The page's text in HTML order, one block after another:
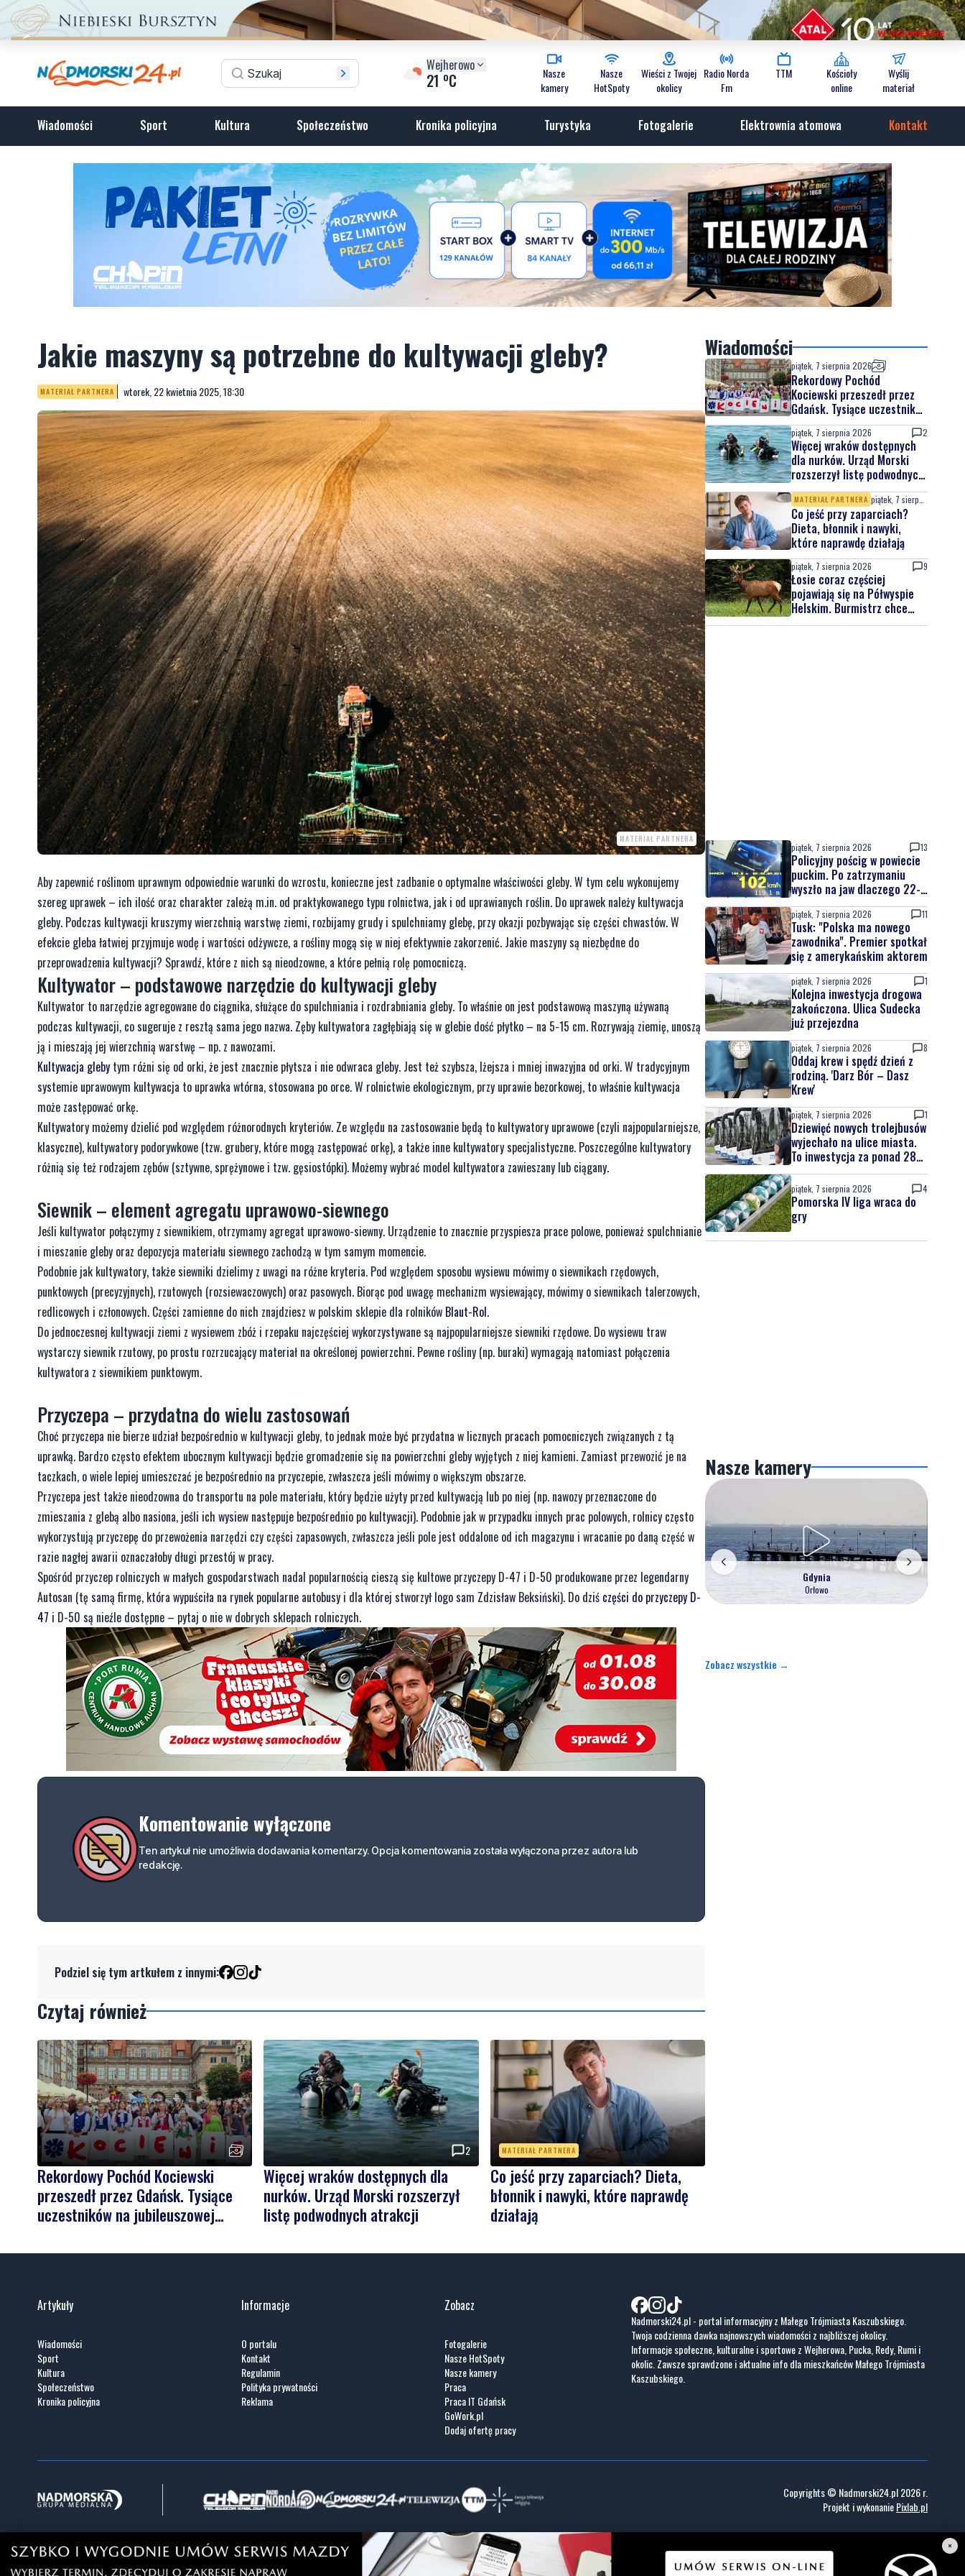
Wejherowo
21 oC
Nasze
kamery
Nasze
HotSpoty
Wieści z Twojej
okolicy
Radio Norda
Fm
TTM
Kościoły
online
Wyślij
materiał
Wiadomości Sport Kultura Społeczeństwo Kronika policyjna Turystyka Fotogalerie Elektrownia atomowa Kontakt
Jakie maszyny są potrzebne do kultywacji gleby?
MATERIAŁ PARTNERA wtorek, 22 kwietnia 2025, 18:30
MATERIAŁ PARTNERA
Aby zapewnić roślinom uprawnym odpowiednie warunki do wzrostu, konieczne jest zadbanie o optymalne właściwości gleby. W tym celu wykonujemy
szereg uprawek – ich ilość oraz charakter zależą m.in. od praktykowanego typu rolnictwa, jak i od uprawianych roślin. Do uprawek należy kultywacja
gleby. Podczas kultywacji kruszymy wierzchnią warstwę ziemi, rozbijamy grudy i spulchniamy glebę, przy okazji pozbywając się części chwastów. W
efekcie gleba łatwiej przyjmuje wodę i wartości odżywcze, a rośliny mogą się w niej efektywnie zakorzenić. Jakie maszyny są niezbędne do
przeprowadzenia kultywacji? Sprawdź, które z nich są nieodzowne, a które pełnią rolę pomocniczą.
Kultywator – podstawowe narzędzie do kultywacji gleby
Kultywator to narzędzie agregowane do ciągnika, służące do spulchniania i rozdrabniania gleby. To właśnie on jest podstawową maszyną używaną
podczas kultywacji, co sugeruje z resztą sama jego nazwa. Zęby kultywatora zagłębiają się w glebie dość płytko – na 5-15 cm. Rozrywają ziemię, unoszą
ją i mieszają jej wierzchnią warstwę – np. z nawozami.
Kultywacja gleby tym różni się od orki, że jest znacznie płytsza i nie odwraca gleby. Jest też szybsza, lżejsza i mniej inwazyjna od orki. W tradycyjnym
systemie uprawowym kultywacja to uprawka wtórna, stosowana po orce. W rolnictwie ekologicznym, przy uprawie bezorkowej, to właśnie kultywacja
może zastępować orkę.
Kultywatory możemy dzielić pod względem różnorodnych kryteriów. Ze względu na zastosowanie będą to kultywatory uprawowe (czyli najpopularniejsze,
klasyczne), kultywatory podorywkowe (tzw. grubery, które mogą zastępować orkę), a także inne kultywatory specjalistyczne. Poszczególne kultywatory
różnią się też rodzajem zębów (sztywne, sprężynowe i tzw. gęsiostópki). Możemy wybrać model kultywatora zawieszany lub ciągany.
Siewnik – element agregatu uprawowo-siewnego
Jeśli kultywator połączymy z siewnikiem, otrzymamy agregat uprawowo-siewny. Urządzenie to znacznie przyspiesza prace polowe, ponieważ spulchnianie
i mieszanie gleby oraz depozycja materiału siewnego zachodzą w tym samym momencie.
Podobnie jak kultywatory, także siewniki dzielimy z uwagi na różne kryteria. Pod względem sposobu wysiewu mówimy o siewnikach rzędowych,
punktowych (precyzyjnych), rzutowych (rozsiewaczowych) oraz pasowych. Biorąc pod uwagę mechanizm wysiewający, mówimy o siewnikach talerzowych,
redlicowych i członowych. Części zamienne do nich znajdziesz w polskim sklepie dla rolników Blaut-Rol.
Do jednoczesnej kultywacji ziemi z wysiewem zbóż i rzepaku najczęściej wykorzystywane są najpopularniejsze siewniki rzędowe. Do wysiewu traw
wystarczy siewnik rzutowy, po prostu rozrzucający materiał na określonej powierzchni. Pewne rośliny (np. buraki) wymagają natomiast połączenia
kultywatora z siewnikiem punktowym.
Przyczepa – przydatna do wielu zastosowań
Choć przyczepa nie bierze udział bezpośrednio w kultywacji gleby, to jednak może być przydatna w licznych pracach pomocniczych związanych z tą
uprawką. Bardzo często efektem ubocznym kultywacji będzie gromadzenie się na powierzchni gleby wyjętych z niej kamieni. Zamiast przewozić je na
taczkach, o wiele lepiej umieszczać je bezpośrednio na przyczepie, zwłaszcza jeśli mówimy o większym obszarze.
Przyczepa jest także nieodzowna do transportu na pole materiału, który będzie użyty przed kultywacją lub po niej (np. nawozy przeznaczone do
zmieszania z glebą albo nasiona, jeśli ich wysiew następuje bezpośrednio po kultywacji). Podobnie jak w przypadku innych prac polowych, rolnicy często
wykorzystują przyczepę do przewożenia narzędzi czy części zapasowych, zwłaszcza jeśli pole jest oddalone od ich magazynu i wracanie po daną część w
razie nagłej awarii oznaczałoby długi przestój w pracy.
Spośród przyczep rolniczych w małych gospodarstwach nadal popularnością cieszą się kultowe przyczepy D-47 i D-50 produkowane przez legendarny
Autosan (tę samą firmę, która wypuściła na rynek popularne autobusy i dla której stworzył logo sam Zdzisław Beksiński). Do dziś części do przyczepy D-
47 i D-50 są nieźle dostępne – pytaj o nie w dobrych sklepach rolniczych.
Komentowanie wyłączone
Ten artykuł nie umożliwia dodawania komentarzy. Opcja komentowania została wyłączona przez autora lub
redakcję.
Podziel się tym artkułem z innymi:
Czytaj również
Rekordowy Pochód Kociewski
przeszedł przez Gdańsk. Tysiące
uczestników na jubileuszowej
2
Więcej wraków dostępnych dla
nurków. Urząd Morski rozszerzył
listę podwodnych atrakcji
MATERIAŁ PARTNERA
Co jeść przy zaparciach? Dieta,
błonnik i nawyki, które naprawdę
działają
Wiadomości
piątek, 7 sierpnia 2026
Rekordowy Pochód
Kociewski przeszedł przez
Gdańsk. Tysiące uczestników
na jubileuszowej edycji
piątek, 7 sierpnia 2026 2
Więcej wraków dostępnych
dla nurków. Urząd Morski
rozszerzył listę podwodnych
atrakcji
MATERIAŁ PARTNERA
Co jeść przy zaparciach?
Dieta, błonnik i nawyki,
które naprawdę działają
piątek, 7 sierpnia 2026 9
Łosie coraz częściej
pojawiają się na Półwyspie
Helskim. Burmistrz chce
nowych znaków drogowych
piątek, 7 sierpnia 2026 13
Policyjny pościg w powiecie
puckim. Po zatrzymaniu
wyszło na jaw dlaczego 22-
latek uciekał
piątek, 7 sierpnia 2026 11
Tusk: "Polska ma nowego
zawodnika". Premier spotkał
się z amerykańskim aktorem
piątek, 7 sierpnia 2026 1
Kolejna inwestycja drogowa
zakończona. Ulica Sudecka
już przejezdna
piątek, 7 sierpnia 2026 8
Oddaj krew i spędź dzień z
rodziną. 'Darz Bór – Dasz
Krew'
piątek, 7 sierpnia 2026 1
Dziewięć nowych trolejbusów
wyjechało na ulice miasta.
To inwestycja za ponad 28
mln zł
piątek, 7 sierpnia 2026 4
Pomorska IV liga wraca do
gry
Nasze kamery
Gdynia
Orłowo
Zobacz wszystkie →
Artykuły
Wiadomości
Sport
Kultura
Społeczeństwo
Kronika policyjna
Informacje
O portalu
Kontakt
Regulamin
Polityka prywatności
Reklama
Zobacz
Fotogalerie
Nasze HotSpoty
Nasze kamery
Praca
Praca IT Gdańsk
GoWork.pl
Dodaj ofertę pracy
Nadmorski24.pl - portal informacyjny z Małego Trójmiasta Kaszubskiego.
Twoja codzienna dawka najnowszych wiadomości z najbliższej okolicy.
Informacje społeczne, kulturalne i sportowe z Wejherowa, Pucka, Redy, Rumi i
okolic. Zawsze sprawdzone i aktualne info dla mieszkańców Małego Trójmiasta
Kaszubskiego.
Copyrights © Nadmorski24.pl 2026 r.
Projekt i wykonaniePixlab.pl
×